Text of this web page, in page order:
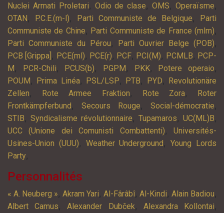
Nuclei Armati Proletari, Odio de clase,OMS,Operaïsme,
OTAN , P.C.E.(m-l), Parti Communiste de Belgique,
Parti
Communiste de Chine, Parti Communiste de France (mlm),
Parti Communiste du Pérou, Parti Ouvrier Belge (POB),
PCB [Grippa] , PCE(ml), PCE(r), PCF, PCI(M), PCMLB, PCP-
M , PCR-Chili, PCUS(b), PGPM , PKK, Potere operaio,
POUM , Prima Linéa, PSL/LSP, PTB, PYD,
Revolutionäre
Zellen, Rote Armee Fraktion, Rote Zora,
Roter
Frontkämpferbund , Secours Rouge, Social-démocratie,
STIB, Syndicalisme révolutionnaire, Tupamaros, UC(ML)B,
UCC (Unione dei Comunisti Combattenti),Universités-
Usines-Union (UUU), Weather Underground ,Young Lords
Party,
Personnalités
« A. Neuberg », Akram Yari, Al-Fârâbî, Al-Kindi, Alain Badiou,
Albert Camus,Alexander Dubček, Alexandra Kollontai,